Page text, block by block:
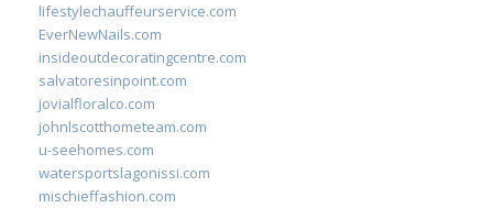
lifestylechauffeurservice.com
EverNewNails.com
insideoutdecoratingcentre.com
salvatoresinpoint.com
jovialfloralco.com
johnlscotthometeam.com
u-seehomes.com
watersportslagonissi.com
mischieffashion.com